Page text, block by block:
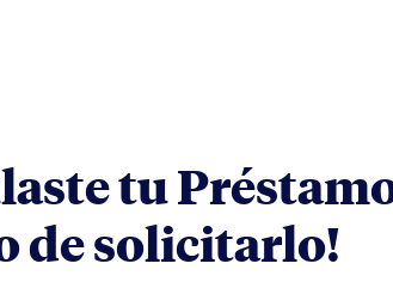
tu
de solicitarlo!